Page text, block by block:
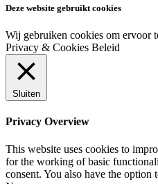
Deze website gebruikt cookies
Wij gebruiken cookies om ervoor
Privacy & Cookies Beleid
Sluiten
Privacy Overview
This website uses cookies to
for the working of basic
consent. You also have the